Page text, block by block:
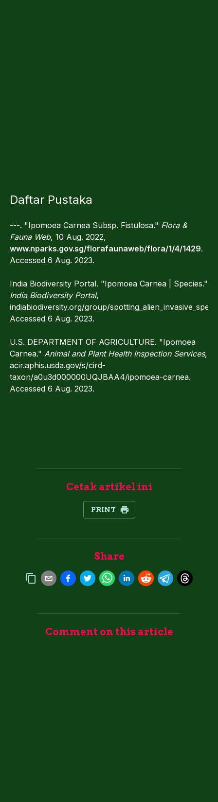
Daftar Pustaka
---. "Ipomoea Carnea Subsp. Fistulosa." Flora &
Fauna Web, 10 Aug. 2022,
www.nparks.gov.sg/florafaunaweb/flora/1/4/1429.
Accessed 6 Aug. 2023.
India Biodiversity Portal. "Ipomoea Carnea | Species."
India Biodiversity Portal,
indiabiodiversity.org/group/
Accessed 6 Aug. 2023.
U.S. DEPARTMENT OF AGRICULTURE. "Ipomoea
Carnea." Animal and Plant Health Inspection Services,
acir.aphis.usda.gov/s/cird-
taxon/a0u3d000000UQJBAA4/ipomoea-carnea.
Accessed 6 Aug. 2023.
Cetak artikel ini
PRINT
Share
Comment on this article